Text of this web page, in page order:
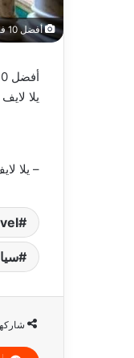
أفضل 10 فنادق فاخرة في المغرب – يلا لايف – يلا لايف
أفضل 10 فنادق فاخرة في المغرب – يلا لايف
يلا لايف
– يلا